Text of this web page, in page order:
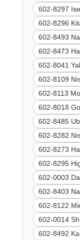
602-8297
602-8296
602-8493
602-8473
602-8041
602-8109
602-8113
602-8018
602-8485
602-8282
602-8273
602-8295
602-0003
602-8403
602-8122
602-0014
602-8492